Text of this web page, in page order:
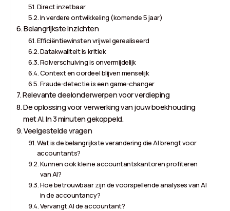
Direct inzetbaar
In verdere ontwikkeling (komende 5 jaar)
Belangrijkste inzichten
Efficiëntiewinsten vrijwel gerealiseerd
Datakwaliteit is kritiek
Rolverschuiving is onvermijdelijk
Context en oordeel blijven menselijk
Fraude-detectie is een game-changer
Relevante deelonderwerpen voor verdieping
De oplossing voor verwerking van jouw boekhouding
met AI. In 3 minuten gekoppeld.
Veelgestelde vragen
Wat is de belangrijkste verandering die AI brengt voor
accountants?
Kunnen ook kleine accountantskantoren profiteren
van AI?
Hoe betrouwbaar zijn de voorspellende analyses van AI
in de accountancy?
Vervangt AI de accountant?